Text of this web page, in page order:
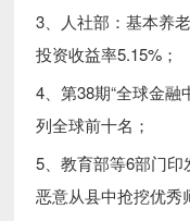
3、人社部：基本养
投资收益率5.15%；
4、第38期“全球金
列全球前十名；
5、教育部等6部门
恶意从县中抢挖优秀